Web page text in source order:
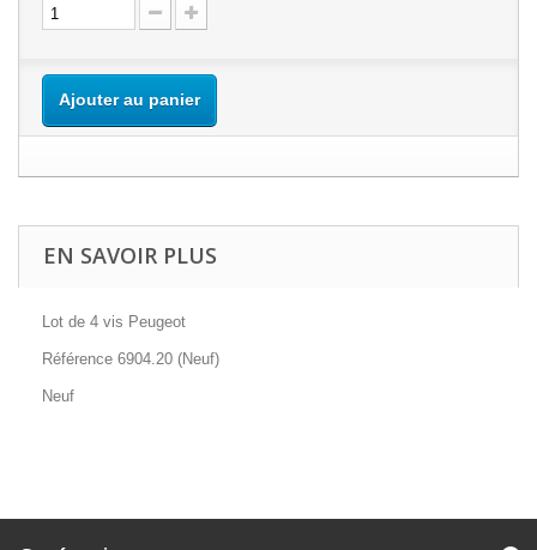
Ajouter au panier
EN SAVOIR PLUS
Lot de 4 vis Peugeot
Référence 6904.20 (Neuf)
Neuf